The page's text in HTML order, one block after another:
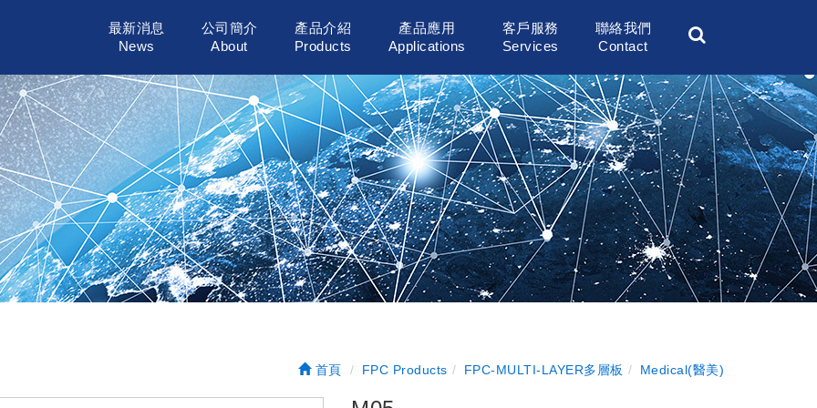
最新消息
News
公司簡介
About
產品介紹
Products
產品應用
Applications
客戶服務
Services
聯絡我們
Contact
首頁 FPC Products FPC-MULTI-LAYER多層板 Medical(醫美)